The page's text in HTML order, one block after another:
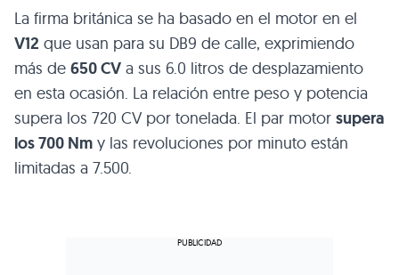
La firma británica se ha basado en el motor en el
V12 que usan para su DB9 de calle, exprimiendo
más de 650 CV a sus 6.0 litros de desplazamiento
en esta ocasión. La relación entre peso y potencia
supera los 720 CV por tonelada. El par motor supera
los 700 Nm y las revoluciones por minuto están
limitadas a 7.500.